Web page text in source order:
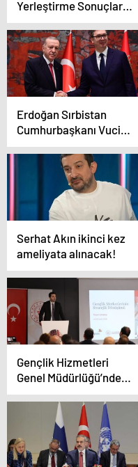
Yerleştirme Sonuçları
Açıklandı
Erdoğan Sırbistan
Cumhurbaşkanı Vucic
ile görüştü
Serhat Akın ikinci kez
ameliyata alınacak!
Gençlik Hizmetleri
Genel Müdürlüğü’nden
stratejik çalıştay